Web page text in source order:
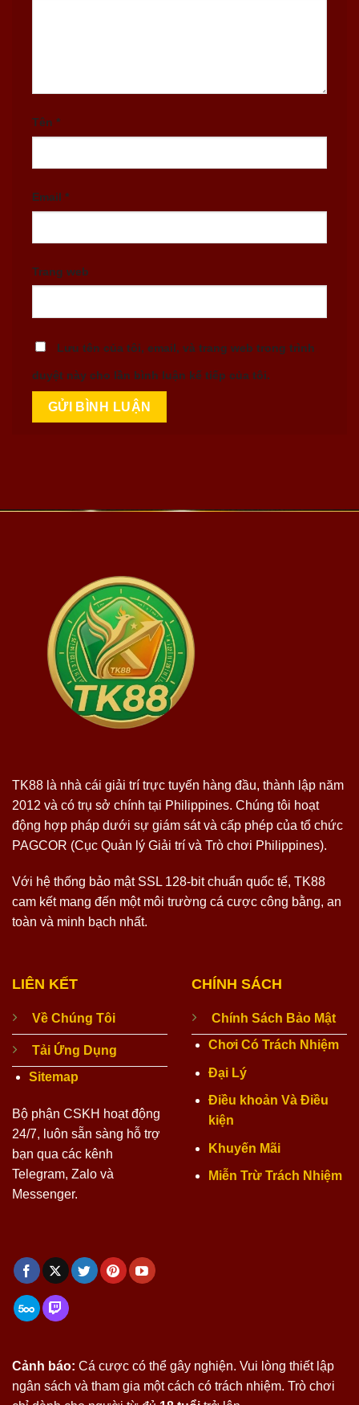
Tên *
Email *
Trang web
Lưu tên của tôi, email, và trang web trong trình
duyệt này cho lần bình luận kế tiếp của tôi.
TK88 là nhà cái giải trí trực tuyến hàng đầu, thành lập năm
2012 và có trụ sở chính tại Philippines. Chúng tôi hoạt
động hợp pháp dưới sự giám sát và cấp phép của tổ chức
PAGCOR (Cục Quản lý Giải trí và Trò chơi Philippines).
Với hệ thống bảo mật SSL 128-bit chuẩn quốc tế, TK88
cam kết mang đến một môi trường cá cược công bằng, an
toàn và minh bạch nhất.
LIÊN KẾT
Về Chúng Tôi
Tải Ứng Dụng
Sitemap
Bộ phận CSKH hoạt động
24/7, luôn sẵn sàng hỗ trợ
bạn qua các kênh
Telegram, Zalo và
Messenger.
CHÍNH SÁCH
Chính Sách Bảo Mật
Chơi Có Trách Nhiệm
Đại Lý
Điều khoản Và Điều
kiện
Khuyến Mãi
Miễn Trừ Trách Nhiệm
Cảnh báo: Cá cược có thể gây nghiện. Vui lòng thiết lập
ngân sách và tham gia một cách có trách nhiệm. Trò chơi